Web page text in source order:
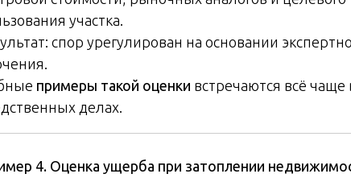
участка.
спор урегулирован на основании
примеры такой оценки встречаются всё чаще
делах.
4. Оценка ущерба при затоплении